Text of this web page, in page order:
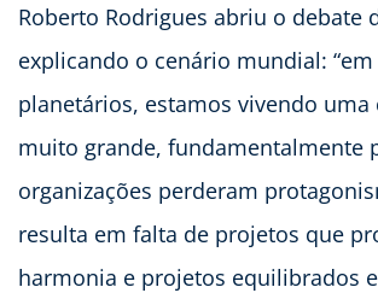
Roberto Rodrigues abriu o debate
explicando o cenário mundial:
planetários, estamos vivendo uma
muito grande, fundamentalmente
organizações perderam
resulta em falta de projetos que
harmonia e projetos equilibrados